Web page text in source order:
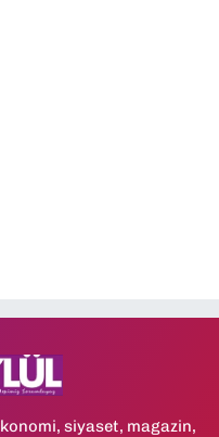
siyaset, magazin,